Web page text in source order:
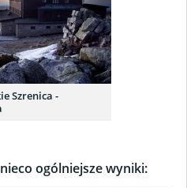
Szrenica -
ogólniejsze wyniki: